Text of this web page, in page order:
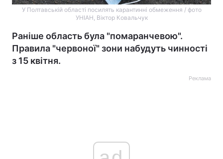
У Полтавській області посилять карантинні обмеження / фото
УНІАН, Віктор Ковальчук
Раніше область була "помаранчевою".
Правила "червоної" зони набудуть чинності
з 15 квітня.
Реклама